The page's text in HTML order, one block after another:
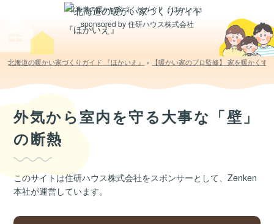
北海道の暖かい家づくりガイド 『ほかいえ』
sponsored by 住研ハウス株式会社
北海道の暖かい家づくりガイド 『ほかいえ』 » 【暖かい家のプロ監修】 家を暖かくす
外気から室内を守る大事な「壁」
の断熱
このサイトは住研ハウス株式会社をスポンサーとして、Zenken
本社が運営しています。